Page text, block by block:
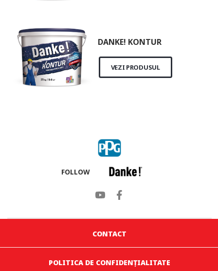
DANKE! KONTUR
VEZI PRODUSUL
FOLLOW
CONTACT
POLITICA DE CONFIDENȚIALITATE